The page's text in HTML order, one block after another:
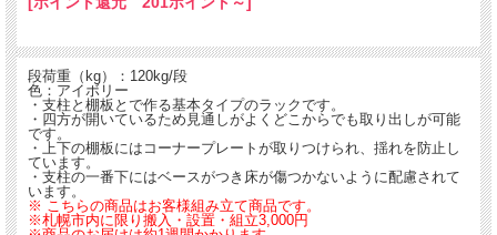
段荷重（kg）：120kg/段
色：アイボリー
・支柱と棚板とで作る基本タイプのラックです。
・四方が開いているため見通しがよくどこからでも取り出しが可能
です。
・上下の棚板にはコーナープレートが取りつけられ、揺れを防止し
ています。
・支柱の一番下にはベースがつき床が傷つかないように配慮されて
います。
※ こちらの商品はお客様組み立て商品です。
※札幌市内に限り搬入・設置・組立3,000円